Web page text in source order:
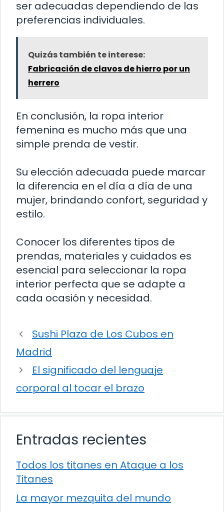
ser adecuadas dependiendo de las
preferencias individuales.
Quizás también te interese:
Fabricación de clavos de hierro por un
herrero
En conclusión, la ropa interior
femenina es mucho más que una
simple prenda de vestir.
Su elección adecuada puede marcar
la diferencia en el día a día de una
mujer, brindando confort, seguridad y
estilo.
Conocer los diferentes tipos de
prendas, materiales y cuidados es
esencial para seleccionar la ropa
interior perfecta que se adapte a
cada ocasión y necesidad.
Sushi Plaza de Los Cubos en
Madrid
El significado del lenguaje
corporal al tocar el brazo
Entradas recientes
Todos los titanes en Ataque a los
Titanes
La mayor mezquita del mundo